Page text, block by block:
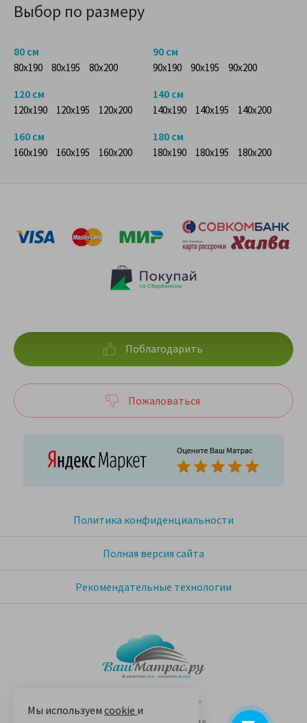
Выбор по размеру
80 см
80x190 80x195 80x200
90 см
90x190 90x195 90x200
120 см
120x190 120x195 120x200
140 см
140x190 140x195 140x200
160 см
160x190 160x195 160x200
180 см
180x190 180x195 180x200
© 2005-2026 «Ваш матрас»
Политика конфиденциальности
Полная версия сайта
Рекомендательные технологии
Поблагодарить
Пожаловаться
Мы используем cookie и